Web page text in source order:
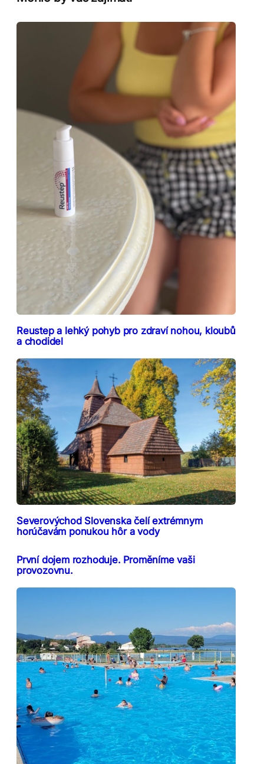
Reustep a lehký pohyb pro zdraví nohou, kloubů
a chodidel
Severovýchod Slovenska čelí extrémnym
horúčavám ponukou hôr a vody
První dojem rozhoduje. Proměníme vaši
provozovnu.